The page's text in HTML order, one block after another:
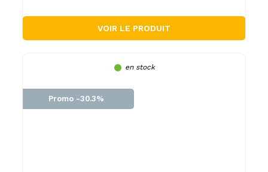
VOIR LE PRODUIT
en stock
Promo -30.3%